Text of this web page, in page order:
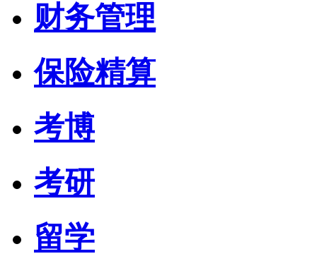
财务管理
保险精算
考博
考研
留学